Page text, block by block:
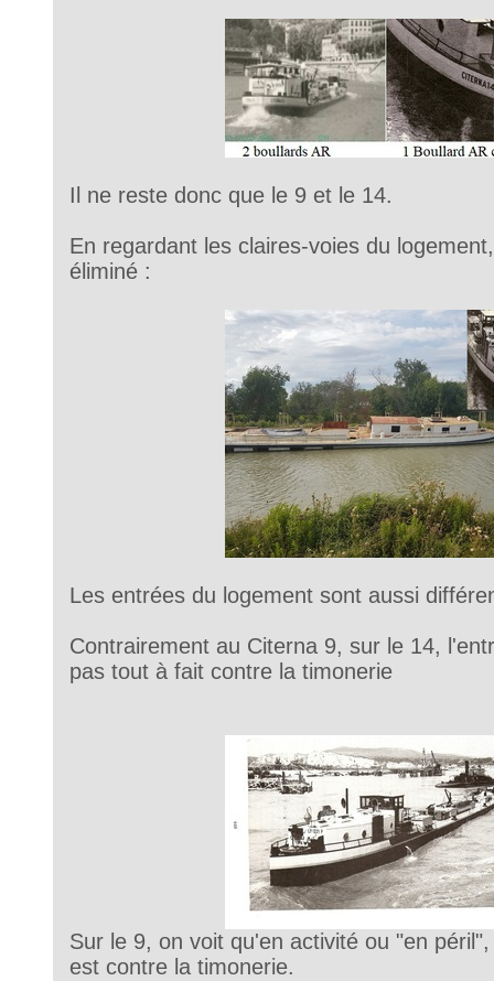
Il ne reste donc que le 9 et le 14.
En regardant les claires-voies du
éliminé :
Les entrées du logement sont aussi
Contrairement au Citerna 9, sur le 14,
pas tout à fait contre la timonerie
Sur le 9, on voit qu'en activité ou "en
est contre la timonerie.